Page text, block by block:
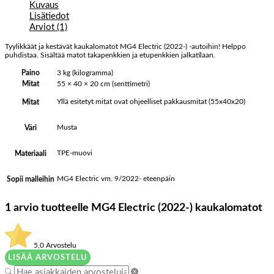
Kuvaus
Lisätiedot
Arviot (1)
Tyylikkäät ja kestävät kaukalomatot MG4 Electric (2022-) -autoihin! Helppo
puhdistaa. Sisältää matot takapenkkien ja etupenkkien jalkatilaan.
Paino
3 kg (kilogramma)
Mitat
55 × 40 × 20 cm (senttimetri)
Mitat Yllä esitetyt mitat ovat ohjeelliset pakkausmitat (55x40x20)
Väri Musta
Materiaali TPE-muovi
Sopii malleihin MG4 Electric vm. 9/2022- eteenpäin
1 arvio tuotteelle MG4 Electric (2022-) kaukalomatot
5,0 Arvostelu
LISÄÄ ARVOSTELU